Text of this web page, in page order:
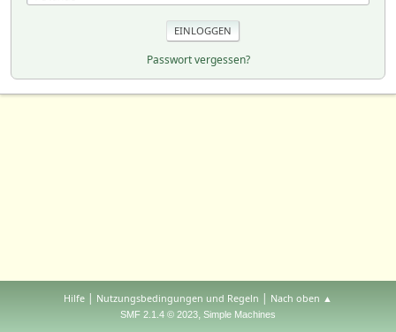
Passwort vergessen?
Hilfe | Nutzungsbedingungen und Regeln | Nach oben ▲
SMF 2.1.4 © 2023, Simple Machines